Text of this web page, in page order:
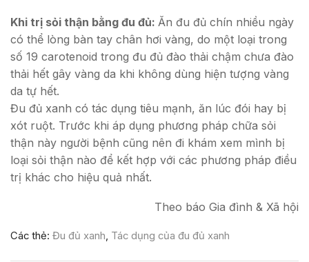
Khi trị sỏi thận bằng đu đủ: Ăn đu đủ chín nhiều ngày
có thể lòng bàn tay chân hơi vàng, do một loại trong
số 19 carotenoid trong đu đủ đào thải chậm chưa đào
thải hết gây vàng da khi không dùng hiện tượng vàng
da tự hết.
Đu đủ xanh có tác dụng tiêu mạnh, ăn lúc đói hay bị
xót ruột. Trước khi áp dụng phương pháp chữa sỏi
thận này người bệnh cũng nên đi khám xem mình bị
loại sỏi thận nào để kết hợp với các phương pháp điều
trị khác cho hiệu quả nhất.
Theo báo Gia đình & Xã hội
Các thẻ: Đu đủ xanh, Tác dụng của đu đủ xanh